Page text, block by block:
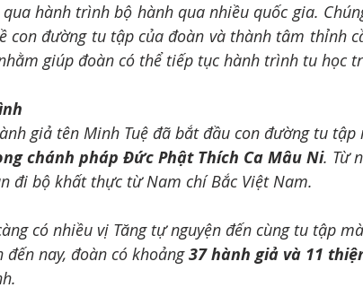
hành trình bộ hành qua nhiều quốc gia.
con đường tu tập của đoàn và thành tâm thỉnh
giúp đoàn có thể tiếp tục hành trình tu học
giả tên Minh Tuệ đã bắt đầu con đường tu
chánh pháp Đức Phật Thích Ca Mâu Ni. Từ
đi bộ khất thực từ Nam chí Bắc Việt Nam.
có nhiều vị Tăng tự nguyện đến cùng tu tập
nay, đoàn có khoảng 37 hành giả và 11